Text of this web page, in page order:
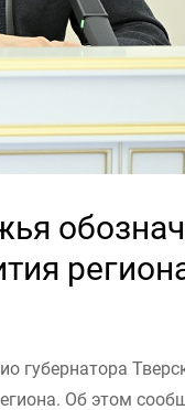
губернатора
Об этом